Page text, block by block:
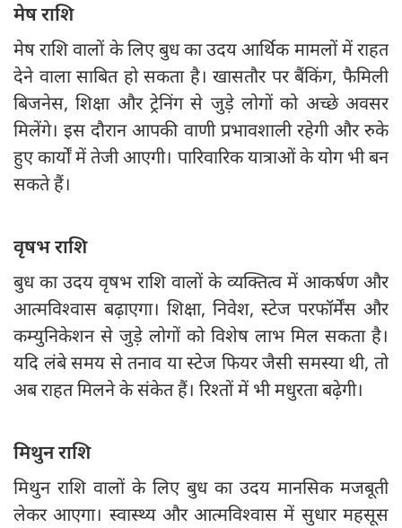
मेष राशि
मेष राशि वालों के लिए बुध का उदय आर्थिक मामलों में राहत
देने वाला साबित हो सकता है। खासतौर पर बैंकिंग, फैमिली
बिजनेस, शिक्षा और ट्रेनिंग से जुड़े लोगों को अच्छे अवसर
मिलेंगे। इस दौरान आपकी वाणी प्रभावशाली रहेगी और रुके
हुए कार्यों में तेजी आएगी। पारिवारिक यात्राओं के योग भी बन
सकते हैं।
वृषभ राशि
बुध का उदय वृषभ राशि वालों के व्यक्तित्व में आकर्षण और
आत्मविश्वास बढ़ाएगा। शिक्षा, निवेश, स्टेज परफॉर्मेंस और
कम्युनिकेशन से जुड़े लोगों को विशेष लाभ मिल सकता है।
यदि लंबे समय से तनाव या स्टेज फियर जैसी समस्या थी, तो
अब राहत मिलने के संकेत हैं। रिश्तों में भी मधुरता बढ़ेगी।
मिथुन राशि
मिथुन राशि वालों के लिए बुध का उदय मानसिक मजबूती
लेकर आएगा। स्वास्थ्य और आत्मविश्वास में सुधार महसूस